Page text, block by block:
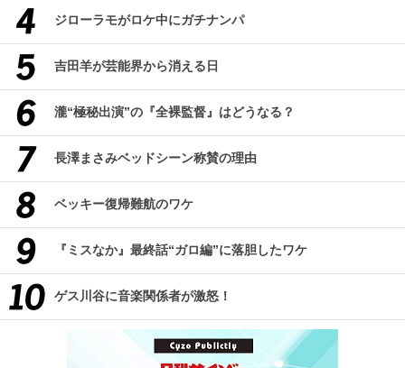
ジローラモがロケ中にガチナンパ
吉田羊が芸能界から消える日
瀧“極秘出演”の『全裸監督』はどうなる？
長澤まさみベッドシーン称賛の理由
ベッキー復帰難航のワケ
『ミスなか』最終話“ガロ編”に落胆したワケ
ゲス川谷に音楽関係者が激怒！